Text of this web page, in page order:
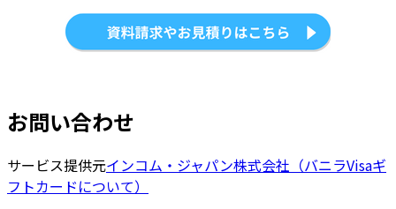
お問い合わせ
サービス提供元インコム・ジャパン株式会社（バニラVisaギ
フトカードについて）